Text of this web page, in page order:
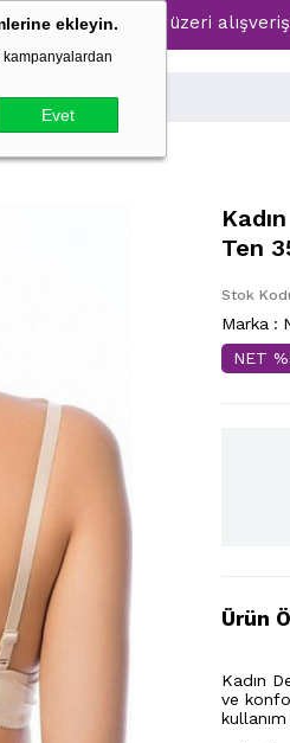
ekleyin.
kampanyalardan
Evet
TL ve üzeri
Ten
Stok
Marka :
NET
Ürün
Kadın
ve